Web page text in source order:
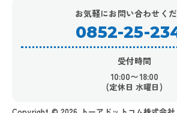
お気軽にお問い合わせく
0852-25-
受付時間
10:00〜18:00
(定休日 水曜日)